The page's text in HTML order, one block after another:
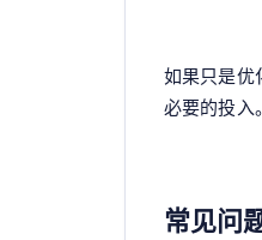
如果只是优
必要的投入。
常见问